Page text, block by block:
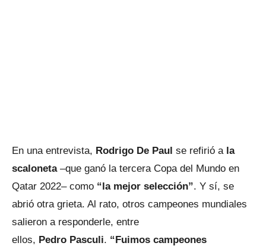
En una entrevista, Rodrigo De Paul se refirió a la
scaloneta–que ganó la tercera Copa del Mundo en
Qatar 2022– como “la mejor selección”. Y sí, se
abrió otra grieta. Al rato, otros campeones mundiales
salieron a responderle, entre
ellos, Pedro Pasculi. “Fuimos campeones